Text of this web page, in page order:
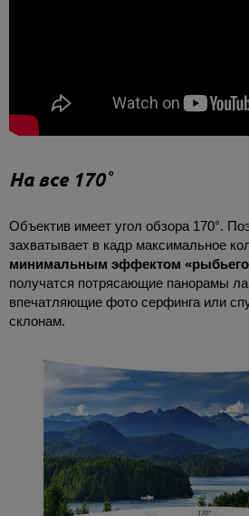
На все 170˚
Объектив имеет угол обзора 170°.
захватывает в кадр максимальное
минимальным эффектом «рыбьего
получатся потрясающие панорамы
впечатляющие фото серфинга или
склонам.